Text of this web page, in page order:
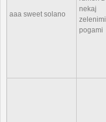
aaa sweet solano
nekaj
zelenimi
pogami